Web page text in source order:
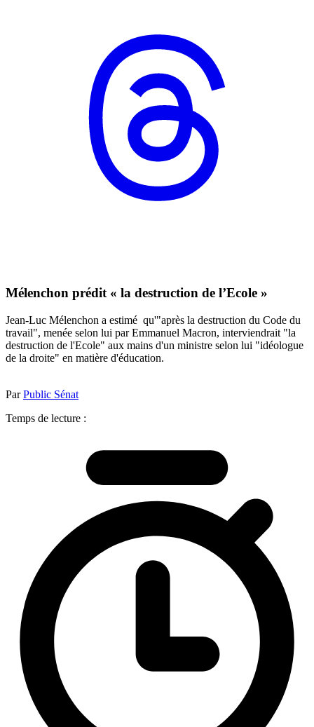
Mélenchon prédit « la destruction de l’Ecole »
Jean-Luc Mélenchon a estimé qu'"après la destruction du Code du
travail", menée selon lui par Emmanuel Macron, interviendrait "la
destruction de l'Ecole" aux mains d'un ministre selon lui "idéologue
de la droite" en matière d'éducation.
ParPublic Sénat
Temps de lecture :